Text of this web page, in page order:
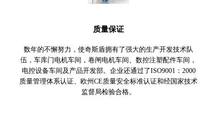
质量保证
数年的不懈努力，使奇斯盾拥有了强大的生产开发技术队
伍，车库门电机车间，卷闸电机车间、数控注塑配件车间，
电控设备车间及产品开发部。企业还通过了ISO9001：2000
质量管理体系认证、欧州CE质量安全标准认证和经国家技术
监督局检验合格。